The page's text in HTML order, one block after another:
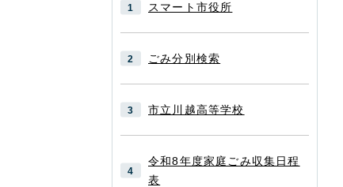
スマート市役所
ごみ分別検索
市立川越高等学校
令和8年度家庭ごみ収集日程
表